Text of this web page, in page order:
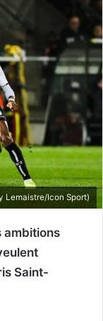
Lemaistre/Icon Sport)
ambitions
Saint-